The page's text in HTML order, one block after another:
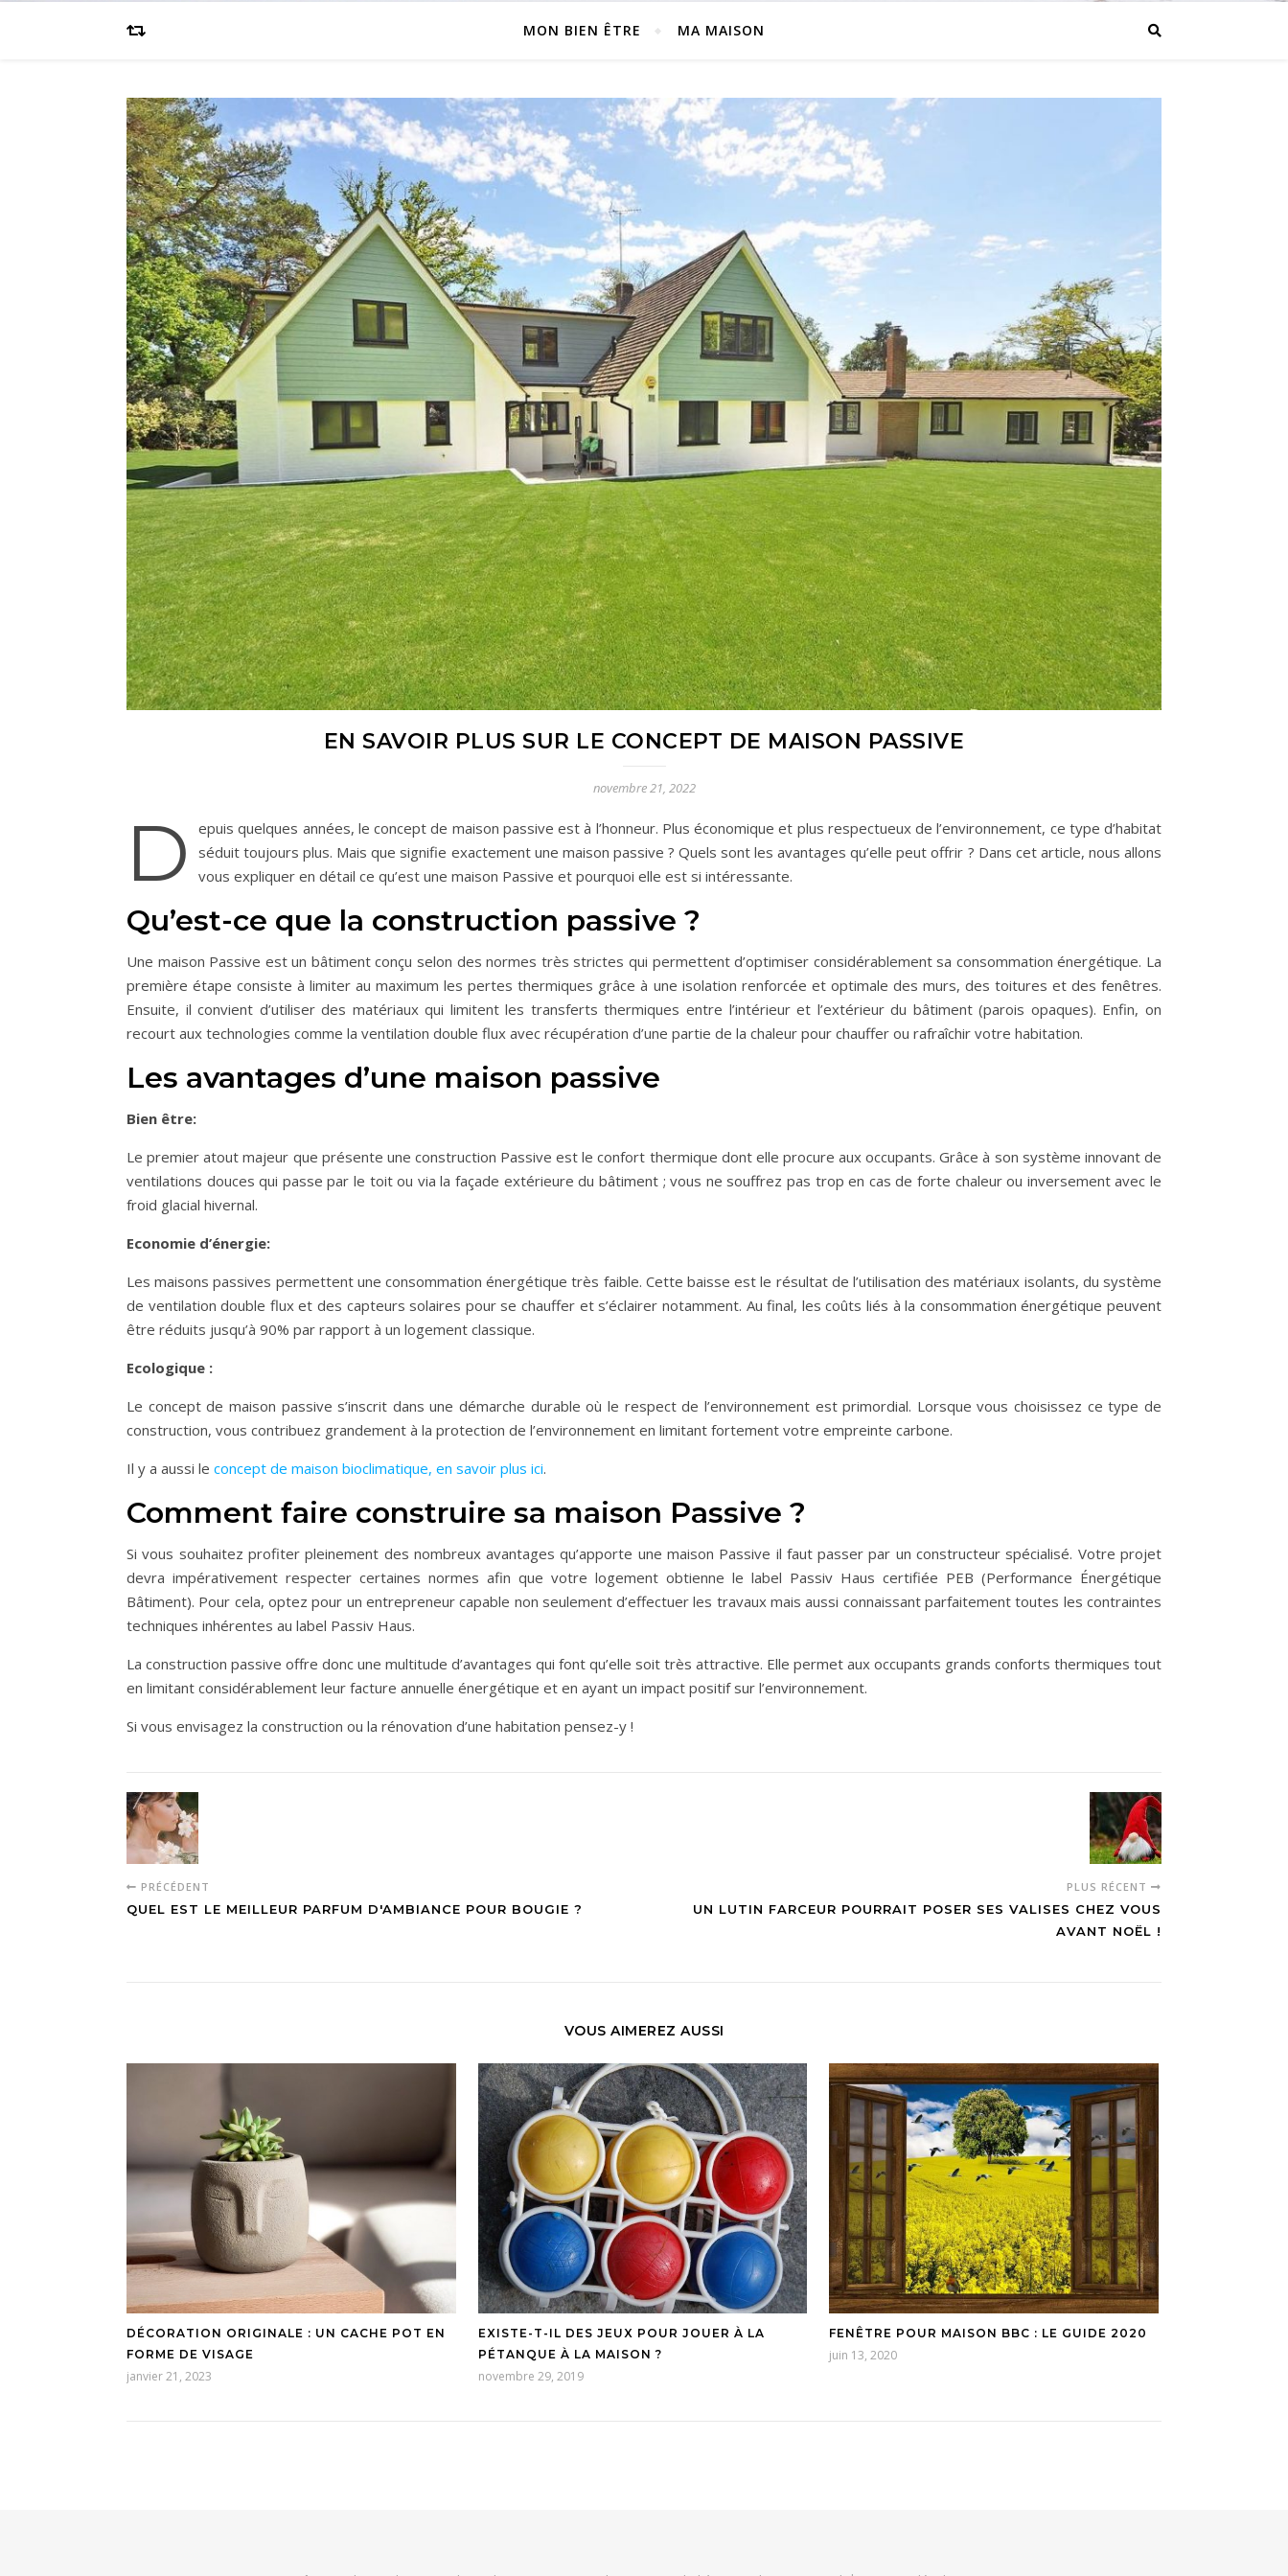
MON BIEN ÊTRE MA MAISON
EN SAVOIR PLUS SUR LE CONCEPT DE MAISON PASSIVE
novembre 21, 2022
D
epuis quelques années, le concept de maison passive est à l’honneur. Plus économique et plus respectueux de l’environnement, ce type d’habitat
séduit toujours plus. Mais que signifie exactement une maison passive ? Quels sont les avantages qu’elle peut offrir ? Dans cet article, nous allons
vous expliquer en détail ce qu’est une maison Passive et pourquoi elle est si intéressante.
Qu’est-ce que la construction passive ?
Une maison Passive est un bâtiment conçu selon des normes très strictes qui permettent d’optimiser considérablement sa consommation énergétique. La
première étape consiste à limiter au maximum les pertes thermiques grâce à une isolation renforcée et optimale des murs, des toitures et des fenêtres.
Ensuite, il convient d’utiliser des matériaux qui limitent les transferts thermiques entre l’intérieur et l’extérieur du bâtiment (parois opaques). Enfin, on
recourt aux technologies comme la ventilation double flux avec récupération d’une partie de la chaleur pour chauffer ou rafraîchir votre habitation.
Les avantages d’une maison passive
Bien être:
Le premier atout majeur que présente une construction Passive est le confort thermique dont elle procure aux occupants. Grâce à son système innovant de
ventilations douces qui passe par le toit ou via la façade extérieure du bâtiment ; vous ne souffrez pas trop en cas de forte chaleur ou inversement avec le
froid glacial hivernal.
Economie d’énergie:
Les maisons passives permettent une consommation énergétique très faible. Cette baisse est le résultat de l’utilisation des matériaux isolants, du système
de ventilation double flux et des capteurs solaires pour se chauffer et s’éclairer notamment. Au final, les coûts liés à la consommation énergétique peuvent
être réduits jusqu’à 90% par rapport à un logement classique.
Ecologique :
Le concept de maison passive s’inscrit dans une démarche durable où le respect de l’environnement est primordial. Lorsque vous choisissez ce type de
construction, vous contribuez grandement à la protection de l’environnement en limitant fortement votre empreinte carbone.
Il y a aussi le concept de maison bioclimatique, en savoir plus ici.
Comment faire construire sa maison Passive ?
Si vous souhaitez profiter pleinement des nombreux avantages qu’apporte une maison Passive il faut passer par un constructeur spécialisé. Votre projet
devra impérativement respecter certaines normes afin que votre logement obtienne le label Passiv Haus certifiée PEB (Performance Énergétique
Bâtiment). Pour cela, optez pour un entrepreneur capable non seulement d’effectuer les travaux mais aussi connaissant parfaitement toutes les contraintes
techniques inhérentes au label Passiv Haus.
La construction passive offre donc une multitude d’avantages qui font qu’elle soit très attractive. Elle permet aux occupants grands conforts thermiques tout
en limitant considérablement leur facture annuelle énergétique et en ayant un impact positif sur l’environnement.
Si vous envisagez la construction ou la rénovation d’une habitation pensez-y !
PRÉCÉDENT
QUEL EST LE MEILLEUR PARFUM D'AMBIANCE POUR BOUGIE ?
PLUS RÉCENT
UN LUTIN FARCEUR POURRAIT POSER SES VALISES CHEZ VOUS
AVANT NOËL !
VOUS AIMEREZ AUSSI
DÉCORATION ORIGINALE : UN CACHE POT EN
FORME DE VISAGE
janvier 21, 2023
EXISTE-T-IL DES JEUX POUR JOUER À LA
PÉTANQUE À LA MAISON ?
novembre 29, 2019
FENÊTRE POUR MAISON BBC : LE GUIDE 2020
juin 13, 2020